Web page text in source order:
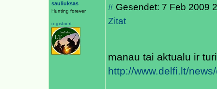
sauliuksas
Hunting forever
registriert
# Gesendet: 7 Feb 2009
Zitat
manau tai aktualu ir
http://www.delfi.lt/